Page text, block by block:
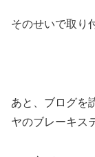
そのせいで取り
あと、ブログを
ヤのブレーキス